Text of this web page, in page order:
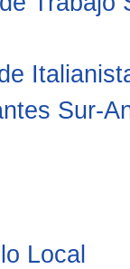
Sur-
Local